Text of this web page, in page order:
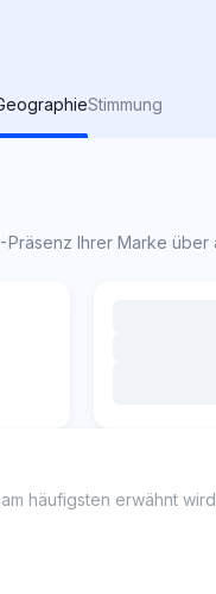
Stimmung
Ihrer Marke
häufigsten erwähnt